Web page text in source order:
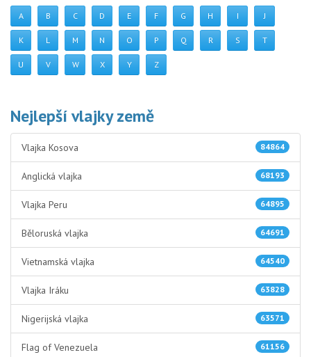
A B C D E F G H I J
K L M N O P Q R S T
U V W X Y Z
Nejlepší vlajky země
84864
Vlajka Kosova
68193
Anglická vlajka
64895
Vlajka Peru
64691
Běloruská vlajka
64540
Vietnamská vlajka
63828
Vlajka Iráku
63571
Nigerijská vlajka
61156
Flag of Venezuela